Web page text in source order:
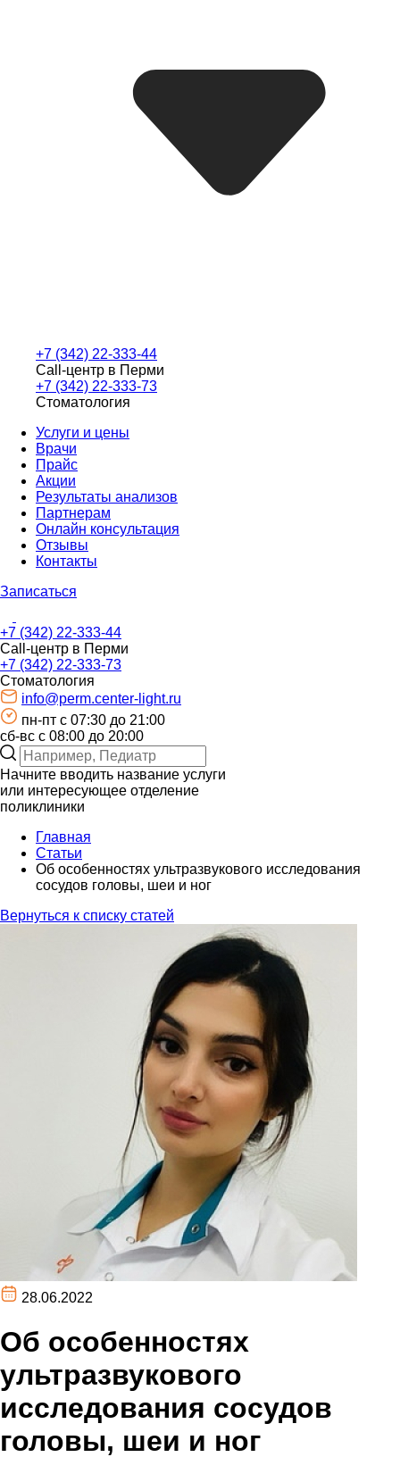
+7 (342) 22-333-44
Call-центр в Перми
+7 (342) 22-333-73
Стоматология
Услуги и цены
Врачи
Прайс
Акции
Результаты анализов
Партнерам
Онлайн консультация
Отзывы
Контакты
Записаться
+7 (342) 22-333-44
Call-центр в Перми
+7 (342) 22-333-73
Стоматология
info@perm.center-light.ru
пн-пт c 07:30 до 21:00
сб-вс с 08:00 до 20:00
Начните вводить название услуги
или интересующее отделение
поликлиники
Главная
Статьи
Об особенностях ультразвукового исследования
сосудов головы, шеи и ног
Вернуться к списку статей
28.06.2022
Об особенностях
ультразвукового
исследования сосудов
головы, шеи и ног